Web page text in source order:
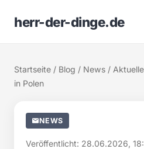
herr-der-dinge.de
Startseite / Blog / News /
in Polen
NEWS
Veröffentlicht: 28.06.2026,